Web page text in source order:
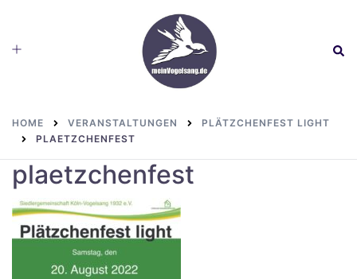
content
Toggle
HOME VERANSTALTUNGEN
PLÄTZCHENFEST LIGHT
PLAETZCHENFEST
plaetzchenfest